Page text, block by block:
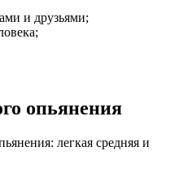
и друзьями;
опьянения
легкая средняя и